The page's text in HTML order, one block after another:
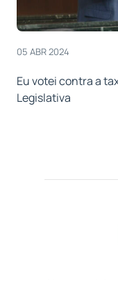
05 ABR 2024
Eu votei contra a
Legislativa